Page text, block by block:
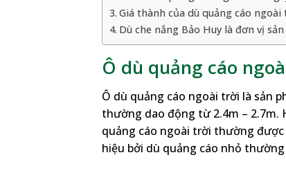
Giá thành của dù quảng cáo
Dù che nắng Bảo Huy là đơn vị
Ô dù quảng cáo
Ô dù quảng cáo ngoài trời là sản
thường dao động từ 2.4m – 2.7m.
quảng cáo ngoài trời thường
hiệu bởi dù quảng cáo nhỏ